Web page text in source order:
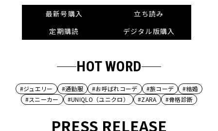
最新号購入
立ち読み
定期購読
デジタル版購入
HOT WORD
#ジュエリー #通勤服 #お呼ばれコーデ #旅コーデ
#結婚
#スニーカー
#UNIQLO（ユニクロ） #ZARA #骨格診断
PRESS RELEASE